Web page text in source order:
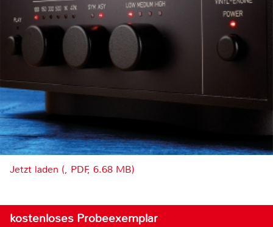
Jetzt laden (, PDF, 6.68 MB)
kostenloses Probeexemplar